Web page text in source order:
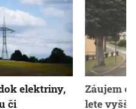
elektriny,
či
Záujem o
lete